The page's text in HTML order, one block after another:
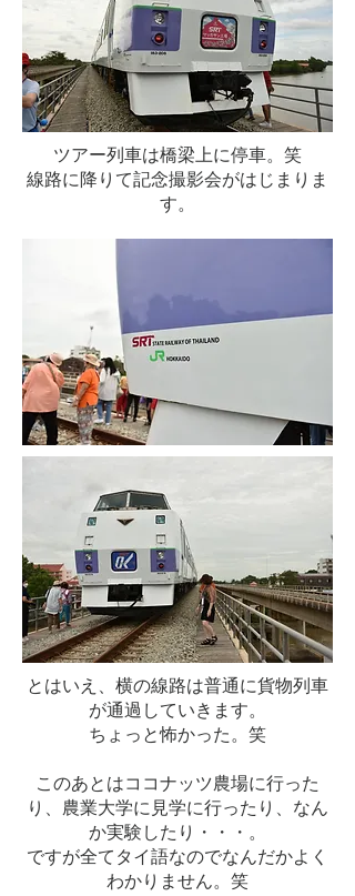
ツアー列車は橋梁上に停車。笑
​線路に降りて記念撮影会がはじまりま
す。
とはいえ、横の線路は普通に貨物列車
が通過していきます。
​ちょっと怖かった。笑
このあとはココナッツ農場に行った
り、農業大学に見学に行ったり、なん
か実験したり・・・。
ですが全てタイ語なのでなんだかよく
わかりません。笑